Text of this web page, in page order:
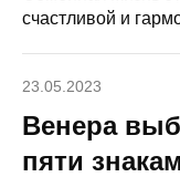
счастливой и
23.05.2023
Венера
пяти